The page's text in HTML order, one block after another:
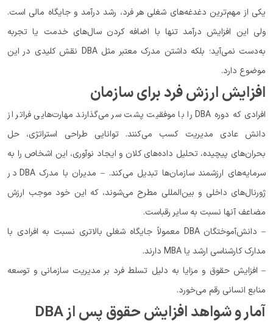
یکی از مهم‌ترین دغدغه‌های شغلی هر فرد، رشد درآمد و جایگاه مالی است.
ولی این افزایش درآمد تنها با اضافه‌ کردن سال‌های خدمت یا تجربه
به‌دست نمی‌آید؛ بلکه داشتن مدرک معتبر مثل DBA نقش کلیدی در این
موضوع دارد.
افزایش ارزش فرد برای سازمان
افرادی که دوره DBA را با موفقیت پشت سر می‌گذارند مهارت‌هایی فراتر از
دانش عادی مدیریت کسب می‌کنند. توانایی طراحی استراتژی، حل
بحران‌های پیچیده، تحلیل داده‌های کلان و ایجاد نوآوری، این اشخاص را به
سرمایه‌های ارزشمند سازمان‌ها تبدیل می‌کند. – مدیران با مدرک DBA در
ژورنال‌های داخلی و بین‌المللی مطرح می‌شوند، که این خود موجب ارزش
مضاعف آنها نسبت به سایر رقباست.
– دانش‌آموختگان DBA معمولاً جایگاه شغلی بالاتری نسبت به افرادی با
مدارک کارشناسی ارشد یا MBA دارند.
– افزایش حقوق و مزایا به ‌دلیل تسلط فرد بر مدیریت سازمانی و توسعه
منابع انسانی رقم می‌خورد.
آمار و شواهد افزایش حقوق پس از DBA